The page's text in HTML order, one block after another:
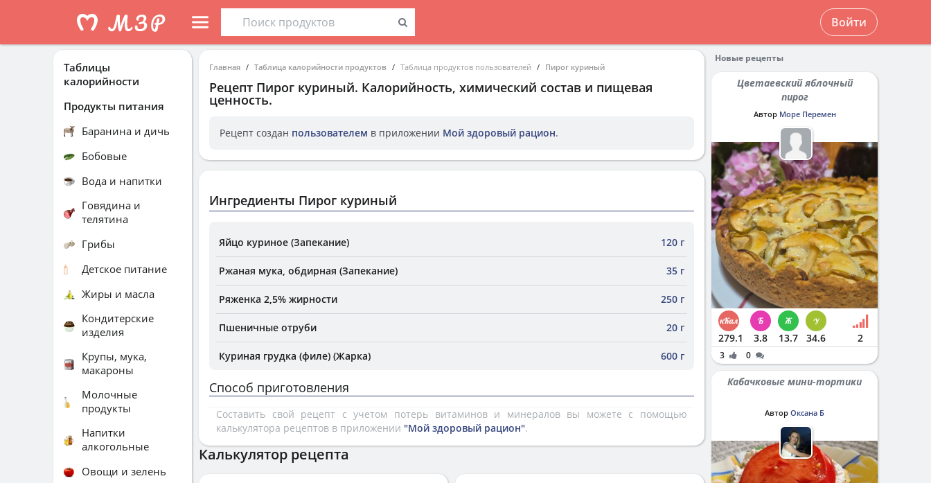
Войти
Главная Таблица калорийности продуктов Таблица продуктов пользователей Пирог куриный
Рецепт Пирог куриный. Калорийность, химический состав и пищевая
ценность.
Рецепт создан пользователем в приложении Мой здоровый рацион.
Ингредиенты Пирог куриный
Яйцо куриное (Запекание) 120 г
Ржаная мука, обдирная (Запекание) 35 г
Ряженка 2,5% жирности 250 г
Пшеничные отруби 20 г
Куриная грудка (филе) (Жарка) 600 г
Способ приготовления
Составить свой рецепт с учетом потерь витаминов и минералов вы можете с помощью
калькулятора рецептов в приложении "Мой здоровый рацион".
Калькулятор рецепта
Таблицы
калорийности
Продукты питания
Баранина и дичь
Бобовые
Вода и напитки
Говядина и
телятина
Грибы
Детское питание
Жиры и масла
Кондитерские
изделия
Крупы, мука,
макароны
Молочные
продукты
Напитки
алкогольные
Овощи и зелень
Новые рецепты
Цветаевский яблочный
пирог
Автор Море Перемен
279.1 3.8 13.7 34.6 2
3 0
Кабачковые мини-тортики
Автор Оксана Б